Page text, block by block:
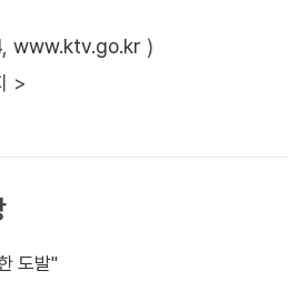
www.ktv.go.kr )
>
도발"